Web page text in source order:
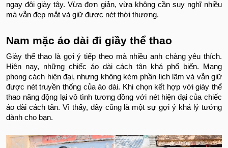
ngay đôi giày tây. Vừa đơn giản, vừa không cần suy nghĩ nhiều
mà vẫn đẹp mắt và giữ được nét thời thượng.
Nam mặc áo dài đi giầy thể thao
Giày thể thao là gợi ý tiếp theo mà nhiều anh chàng yêu thích.
Hiện nay, những chiếc áo dài cách tân khá phổ biến. Mang
phong cách hiện đại, nhưng không kém phần lịch lãm và vẫn giữ
được nét truyền thống của áo dài. Khi chọn kết hợp với giày thể
thao năng động lại vô tình tương đồng với nét hiện đại của chiếc
áo dài cách tân. Vì thấy, đây cũng là một sự gợi ý khá lý tưởng
dành cho bạn.